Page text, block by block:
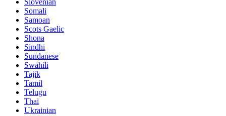
Slovenian
Somali
Samoan
Scots Gaelic
Shona
Sindhi
Sundanese
Swahili
Tajik
Tamil
Telugu
Thai
Ukrainian